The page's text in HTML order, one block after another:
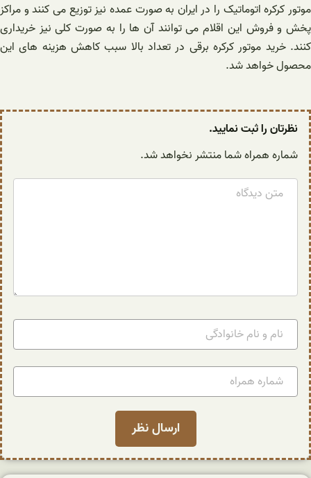
موتور کرکره اتوماتیک را در ایران به صورت عمده نیز توزیع می کنند و مراکز
پخش و فروش این اقلام می توانند آن ها را به صورت کلی نیز خریداری
کنند. خرید موتور کرکره برقی در تعداد بالا سبب کاهش هزینه های این
محصول خواهد شد.
نظرتان را ثبت نمایید.
شماره همراه شما منتشر نخواهد شد.